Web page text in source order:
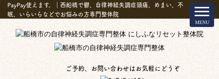
PayPay使えます。｜西船橋で鬱、自律神経失調症頭痛、めまい、不
眠、いらいらなどでお悩みの方専門整体院
ご予約、お問い合わせはお気軽にどうぞ